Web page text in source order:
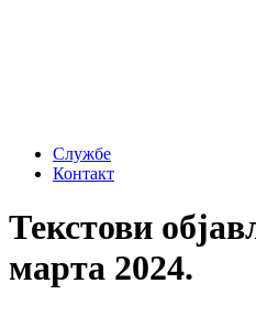
Службе
Контакт
Текстови
марта 2024.